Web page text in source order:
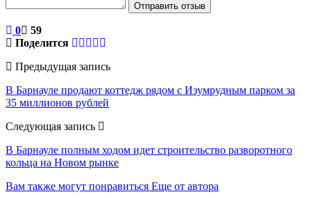
Отправить отзыв
0
59
Поделится
Предыдущая запись
В Барнауле продают коттедж рядом с Изумрудным парком за
35 миллионов рублей
Следующая запись
В Барнауле полным ходом идет строительство разворотного
кольца на Новом рынке
Вам также могут понравиться Еще от автора